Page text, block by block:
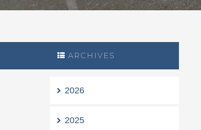
ARCHIVES
2026
2025